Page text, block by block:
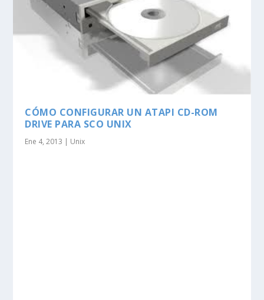
CÓMO CONFIGURAR UN ATAPI CD-ROM
DRIVE PARA SCO UNIX
Ene 4, 2013 | Unix